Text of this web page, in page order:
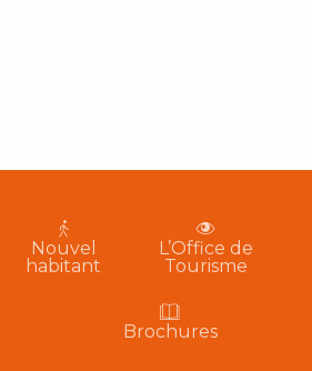
Nouvel
habitant
L’Office de
Tourisme
Brochures